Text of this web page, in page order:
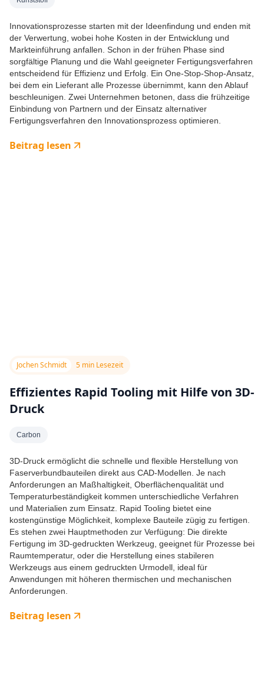
Innovationsprozesse starten mit der Ideenfindung und enden mit
der Verwertung, wobei hohe Kosten in der Entwicklung und
Markteinführung anfallen. Schon in der frühen Phase sind
sorgfältige Planung und die Wahl geeigneter Fertigungsverfahren
entscheidend für Effizienz und Erfolg. Ein One-Stop-Shop-Ansatz,
bei dem ein Lieferant alle Prozesse übernimmt, kann den Ablauf
beschleunigen. Zwei Unternehmen betonen, dass die frühzeitige
Einbindung von Partnern und der Einsatz alternativer
Fertigungsverfahren den Innovationsprozess optimieren.
Beitrag lesen
Jochen Schmidt 5 min Lesezeit
Effizientes Rapid Tooling mit Hilfe von 3D-
Druck
Carbon
3D-Druck ermöglicht die schnelle und flexible Herstellung von
Faserverbundbauteilen direkt aus CAD-Modellen. Je nach
Anforderungen an Maßhaltigkeit, Oberflächenqualität und
Temperaturbeständigkeit kommen unterschiedliche Verfahren
und Materialien zum Einsatz. Rapid Tooling bietet eine
kostengünstige Möglichkeit, komplexe Bauteile zügig zu fertigen.
Es stehen zwei Hauptmethoden zur Verfügung: Die direkte
Fertigung im 3D-gedruckten Werkzeug, geeignet für Prozesse bei
Raumtemperatur, oder die Herstellung eines stabileren
Werkzeugs aus einem gedruckten Urmodell, ideal für
Anwendungen mit höheren thermischen und mechanischen
Anforderungen.
Beitrag lesen